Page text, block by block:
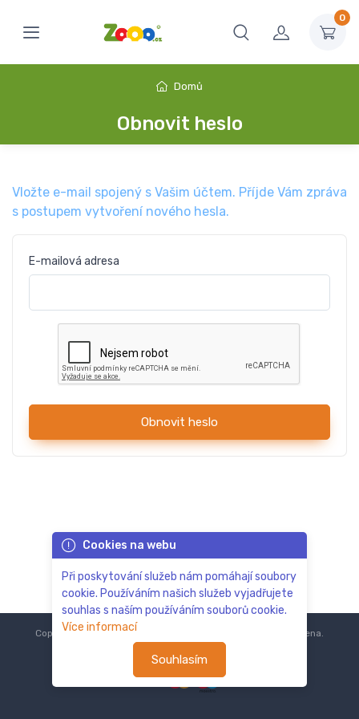
0
Domů
Obnovit heslo
Vložte e-mail spojený s Vašim účtem. Příjde Vám zpráva
s postupem vytvoření nového hesla.
E-mailová adresa
Obnovit heslo
Cookies na webu
Při poskytování služeb nám pomáhají soubory
cookie. Používáním našich služeb vyjadřujete
souhlas s naším používáním souborů cookie.
Více informací
Souhlasím
Copyright © 2018-2024 Všechna práva vyhrazena.